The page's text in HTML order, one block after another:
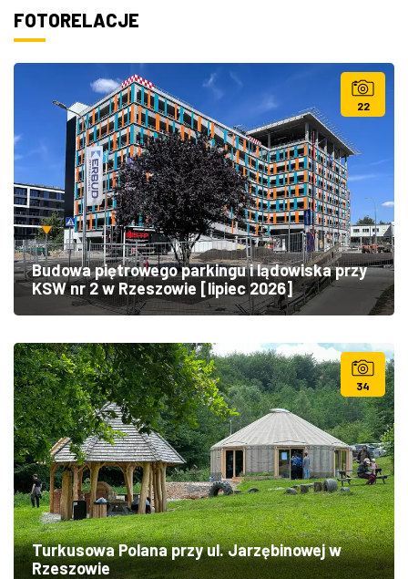
FOTORELACJE
22
Budowa piętrowego parkingu i lądowiska przy
KSW nr 2 w Rzeszowie [lipiec 2026]
34
Turkusowa Polana przy ul. Jarzębinowej w
Rzeszowie